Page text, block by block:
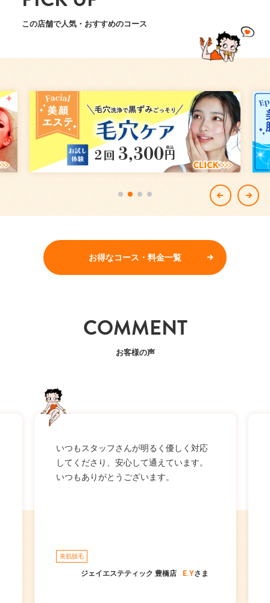
この店舗で人気・おすすめのコース
お得なコース・料金一覧
COMMENT
お客様の声
いつもスタッフさんが明るく優しく対応
してくださり、安心して通えています。
いつもありがとうございます。
美肌脱毛
ジェイエステティック 豊橋店 E.Yさま